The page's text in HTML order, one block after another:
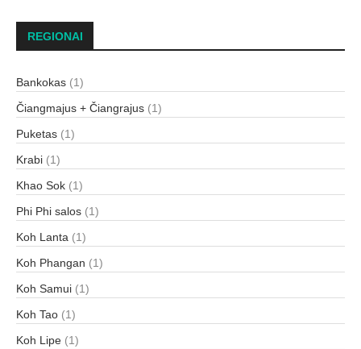
REGIONAI
Bankokas (1)
Čiangmajus + Čiangrajus (1)
Puketas (1)
Krabi (1)
Khao Sok (1)
Phi Phi salos (1)
Koh Lanta (1)
Koh Phangan (1)
Koh Samui (1)
Koh Tao (1)
Koh Lipe (1)